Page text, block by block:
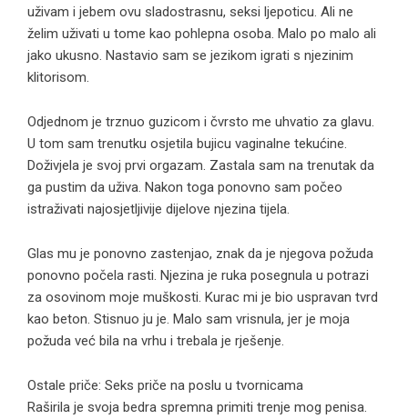
uživam i jebem ovu sladostrasnu, seksi ljepoticu. Ali ne
želim uživati ​​u tome kao pohlepna osoba. Malo po malo ali
jako ukusno. Nastavio sam se jezikom igrati s njezinim
klitorisom.
Odjednom je trznuo guzicom i čvrsto me uhvatio za glavu.
U tom sam trenutku osjetila bujicu vaginalne tekućine.
Doživjela je svoj prvi orgazam. Zastala sam na trenutak da
ga pustim da uživa. Nakon toga ponovno sam počeo
istraživati ​​najosjetljivije dijelove njezina tijela.
Glas mu je ponovno zastenjao, znak da je njegova požuda
ponovno počela rasti. Njezina je ruka posegnula u potrazi
za osovinom moje muškosti. Kurac mi je bio uspravan tvrd
kao beton. Stisnuo ju je. Malo sam vrisnula, jer je moja
požuda već bila na vrhu i trebala je rješenje.
Ostale priče: Seks priče na poslu u tvornicama
Raširila je svoja bedra spremna primiti trenje mog penisa.